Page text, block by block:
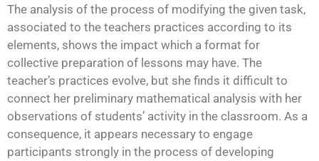
The analysis of the process of modifying the given task,
associated to the teachers practices according to its
elements, shows the impact which a format for
collective preparation of lessons may have. The
teacher’s practices evolve, but she finds it difficult to
connect her preliminary mathematical analysis with her
observations of students’ activity in the classroom. As a
consequence, it appears necessary to engage
participants strongly in the process of developing